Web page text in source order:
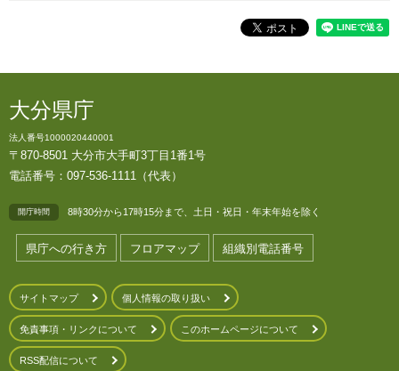
大分県庁
法人番号1000020440001
〒870-8501 大分市大手町3丁目1番1号
電話番号：097-536-1111（代表）
開庁時間 8時30分から17時15分まで、土日・祝日・年末年始を除く
県庁への行き方 フロアマップ 組織別電話番号
サイトマップ 個人情報の取り扱い
免責事項・リンクについて このホームページについて
RSS配信について